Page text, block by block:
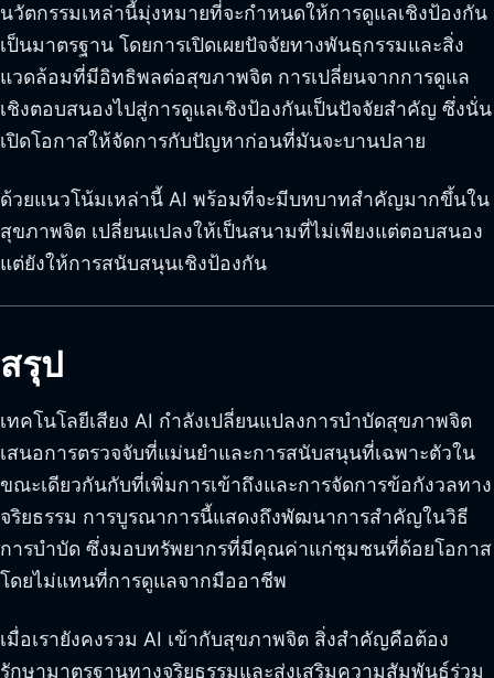
นวัตกรรมเหล่านี้มุ่งหมายที่จะกำหนดให้การดูแลเชิงป้องกัน
เป็นมาตรฐาน โดยการเปิดเผยปัจจัยทางพันธุกรรมและสิ่ง
แวดล้อมที่มีอิทธิพลต่อสุขภาพจิต การเปลี่ยนจากการดูแล
เชิงตอบสนองไปสู่การดูแลเชิงป้องกันเป็นปัจจัยสำคัญ ซึ่งนั่น
เปิดโอกาสให้จัดการกับปัญหาก่อนที่มันจะบานปลาย
ด้วยแนวโน้มเหล่านี้ AI พร้อมที่จะมีบทบาทสำคัญมากขึ้นใน
สุขภาพจิต เปลี่ยนแปลงให้เป็นสนามที่ไม่เพียงแต่ตอบสนอง
แต่ยังให้การสนับสนุนเชิงป้องกัน
สรุป
เทคโนโลยีเสียง AI กำลังเปลี่ยนแปลงการบำบัดสุขภาพจิต
เสนอการตรวจจับที่แม่นยำและการสนับสนุนที่เฉพาะตัวใน
ขณะเดียวกันกับที่เพิ่มการเข้าถึงและการจัดการข้อกังวลทาง
จริยธรรม การบูรณาการนี้แสดงถึงพัฒนาการสำคัญในวิธี
การบำบัด ซึ่งมอบทรัพยากรที่มีคุณค่าแก่ชุมชนที่ด้อยโอกาส
โดยไม่แทนที่การดูแลจากมืออาชีพ
เมื่อเรายังคงรวม AI เข้ากับสุขภาพจิต สิ่งสำคัญคือต้อง
รักษามาตรฐานทางจริยธรรมและส่งเสริมความสัมพันธ์ร่วม